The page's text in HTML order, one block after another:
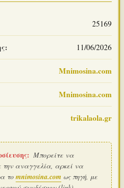
25169
11/06/2026
Mnimosina.com
Mnimosina.com
trikalaola.gr
Μπορείτε να
την αναγγελία, αρκεί να
το mnimosina.com ως πηγή, με